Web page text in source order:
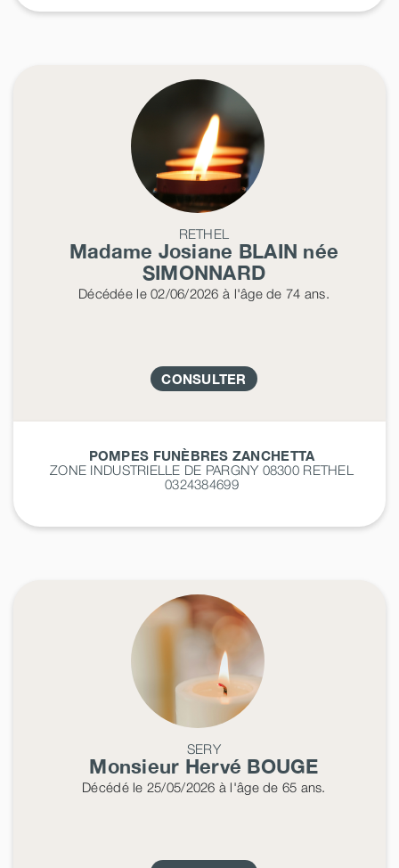
RETHEL
Madame Josiane BLAIN née
SIMONNARD
Décédéele 02/06/2026 à l'âge de 74 ans.
CONSULTER
POMPES FUNÈBRES ZANCHETTA
ZONE INDUSTRIELLE DE PARGNY 08300 RETHEL
0324384699
SERY
Monsieur Hervé BOUGE
Décédéle 25/05/2026 à l'âge de 65 ans.